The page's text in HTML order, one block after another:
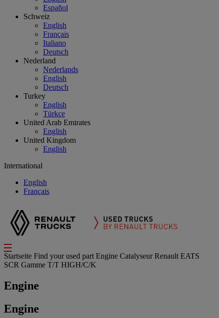
Español
Schweiz
English
Français
Italiano
Deutsch
Nederland
Nederlands
English
Deutsch
Turkey
English
Türkçe
United Arab Emirates
English
United Kingdom
English
International
English
Français
Startseite Find your used part Engine Catalyseur Renault EATS
SCR Gamme T/T HIGH/C/K
Engine
Engine